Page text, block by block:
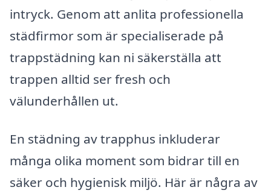
intryck. Genom att anlita professionella
städfirmor som är specialiserade på
trappstädning kan ni säkerställa att
trappen alltid ser fresh och
välunderhållen ut.
En städning av trapphus inkluderar
många olika moment som bidrar till en
säker och hygienisk miljö. Här är några av